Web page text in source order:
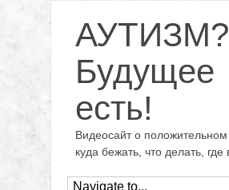
АУТИЗМ?
Будущее
есть!
Видеосайт о
куда бежать, что делать, где